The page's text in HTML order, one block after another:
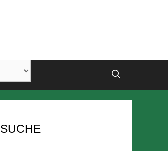
SUCHE